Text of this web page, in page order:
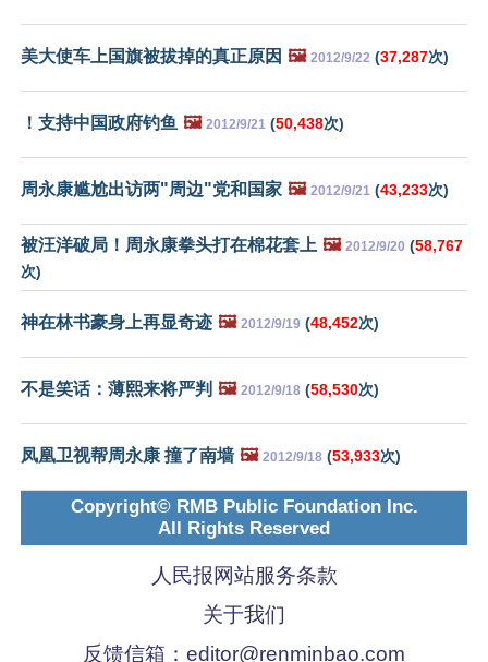
美大使车上国旗被拔掉的真正原因 🖼️ 2012/9/22 (37,287次)
！支持中国政府钓鱼 🖼️ 2012/9/21 (50,438次)
周永康尴尬出访两"周边"党和国家 🖼️ 2012/9/21 (43,233次)
被汪洋破局！周永康拳头打在棉花套上 🖼️ 2012/9/20 (58,767
次)
神在林书豪身上再显奇迹 🖼️ 2012/9/19 (48,452次)
不是笑话：薄熙来将严判 🖼️ 2012/9/18 (58,530次)
凤凰卫视帮周永康 撞了南墙 🖼️ 2012/9/18 (53,933次)
Copyright© RMB Public Foundation Inc.
All Rights Reserved
人民报网站服务条款
关于我们
反馈信箱： editor@renminbao.com